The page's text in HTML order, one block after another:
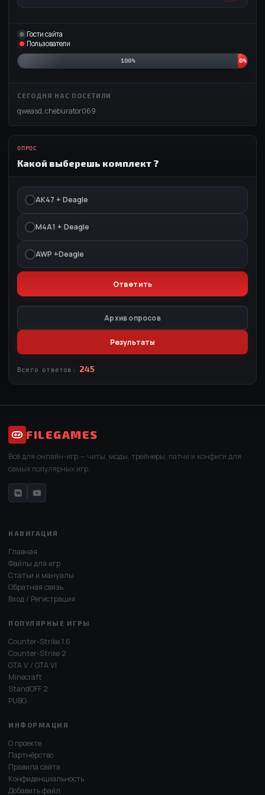
Гости сайта
Пользователи
100%
0%
СЕГОДНЯ НАС ПОСЕТИЛИ
qweasd,cheburator069
ОПРОС
Какой выберешь комплект ?
АК47 + Deagle
M4A1 + Deagle
AWP +Deagle
Архив опросов
Результаты
Всего ответов: 245
FILEGAMES
Всё для онлайн-игр — читы, моды, трейнеры, патчи и конфиги для
самых популярных игр.
НАВИГАЦИЯ
Главная
Файлы для игр
Статьи и мануалы
Обратная связь
Вход / Регистрация
ПОПУЛЯРНЫЕ ИГРЫ
Counter-Strike 1.6
Counter-Strike 2
GTA V / GTA VI
Minecraft
StandOFF 2
PUBG
ИНФОРМАЦИЯ
О проекте
Партнёрство
Правила сайта
Конфиденциальность
Добавить файл